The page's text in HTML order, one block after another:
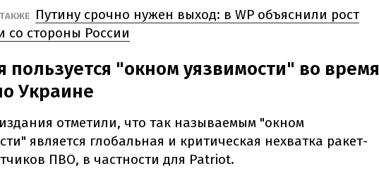
Путину срочно нужен выход: в WP объяснили рост
со стороны России
пользуется "окном уязвимости" во время
Украине
отметили, что так называемым "окном
является глобальная и критическая нехватка ракет-
ПВО, в частности для Patriot.